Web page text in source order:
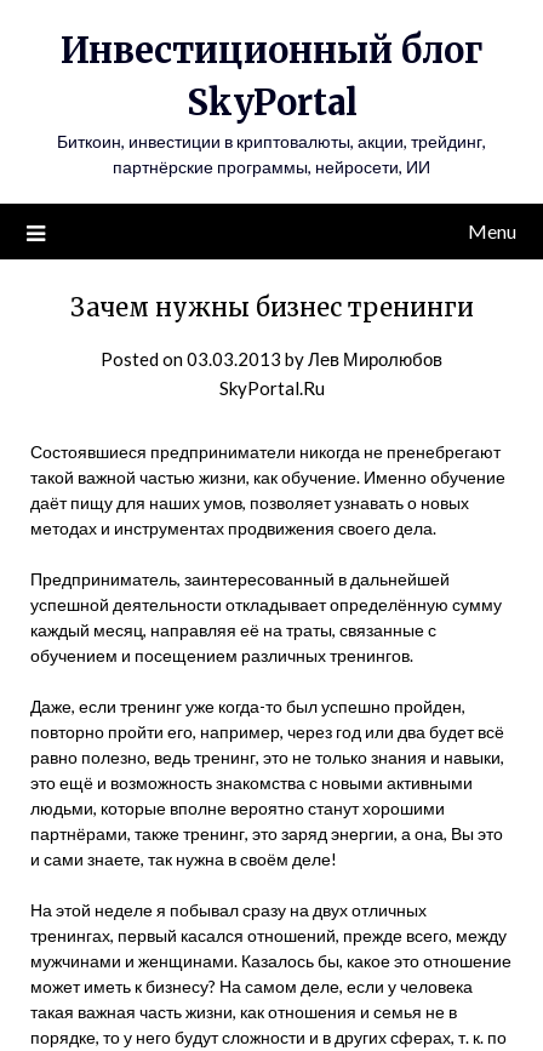
Инвестиционный блог
SkyPortal
Биткоин, инвестиции в криптовалюты, акции, трейдинг,
партнёрские программы, нейросети, ИИ
Menu
Зачем нужны бизнес тренинги
Posted on03.03.2013 byЛев Миролюбов
SkyPortal.Ru
Состоявшиеся предприниматели никогда не пренебрегают
такой важной частью жизни, как обучение. Именно обучение
даёт пищу для наших умов, позволяет узнавать о новых
методах и инструментах продвижения своего дела.
Предприниматель, заинтересованный в дальнейшей
успешной деятельности откладывает определённую сумму
каждый месяц, направляя её на траты, связанные с
обучением и посещением различных тренингов.
Даже, если тренинг уже когда-то был успешно пройден,
повторно пройти его, например, через год или два будет всё
равно полезно, ведь тренинг, это не только знания и навыки,
это ещё и возможность знакомства с новыми активными
людьми, которые вполне вероятно станут хорошими
партнёрами, также тренинг, это заряд энергии, а она, Вы это
и сами знаете, так нужна в своём деле!
На этой неделе я побывал сразу на двух отличных
тренингах, первый касался отношений, прежде всего, между
мужчинами и женщинами. Казалось бы, какое это отношение
может иметь к бизнесу? На самом деле, если у человека
такая важная часть жизни, как отношения и семья не в
порядке, то у него будут сложности и в других сферах, т. к. по